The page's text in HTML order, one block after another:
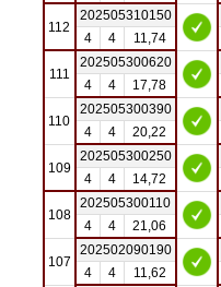
112
202505310150
4
4 11,74
111
202505300620
4
4 17,78
110
202505300390
4
4 20,22
109
202505300250
4
4 14,72
108
202505300110
4
4 21,06
107
202502090190
4
4 11,62